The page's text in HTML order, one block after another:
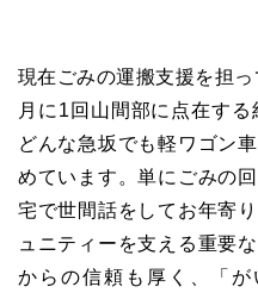
現在ごみの運搬支援を担
月に1回山間部に点在する
どんな急坂でも軽ワゴン
めています。単にごみの
宅で世間話をしてお年寄
ュニティーを支える重要
からの信頼も厚く、「